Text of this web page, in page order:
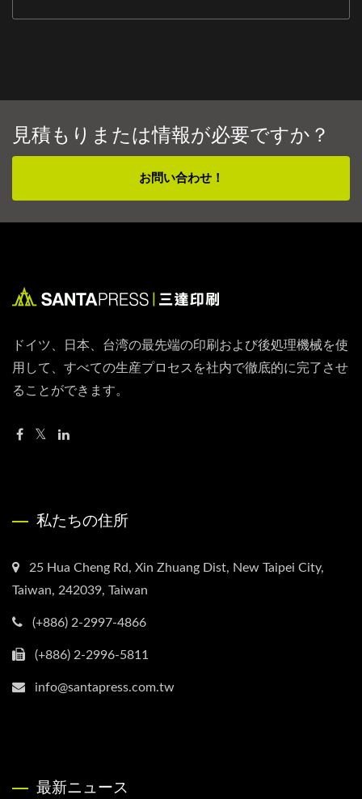
見積もりまたは情報が必要ですか？
お問い合わせ！
ドイツ、日本、台湾の最先端の印刷および後処理機械を使
用して、すべての生産プロセスを社内で徹底的に完了させ
ることができます。
私たちの住所
25 Hua Cheng Rd, Xin Zhuang Dist, New Taipei City,
Taiwan, 242039, Taiwan
(+886) 2-2997-4866
(+886) 2-2996-5811
info@santapress.com.tw
最新ニュース